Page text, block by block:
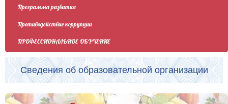
Программа развития
Противодействие коррупции
ПРОФЕССИОНАЛЬНОЕ ОБУЧЕНИЕ
Сведения об образовательной организации